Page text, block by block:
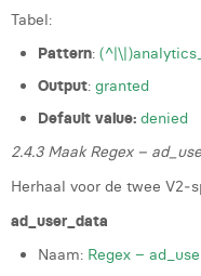
Tabel:
Pattern:
Output: granted
Default value: denied
2.4.3 Maak Regex –
Herhaal voor de twee
ad_user_data
Naam: Regex –